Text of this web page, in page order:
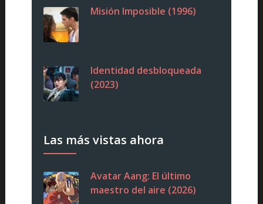
Misión Imposible (1996)
Identidad desbloqueada
(2023)
Las más vistas ahora
Avatar Aang: El último
maestro del aire (2026)